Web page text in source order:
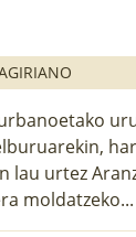
lau urtez